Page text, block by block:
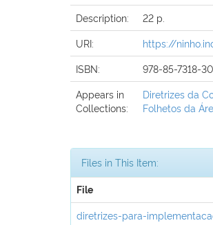
Description:
22 p.
URI:
https://
ISBN:
978-85-7318-
Appears in
Collections:
Diretrizes da
Folhetos da
Files in This Item:
File
diretrizes-para-